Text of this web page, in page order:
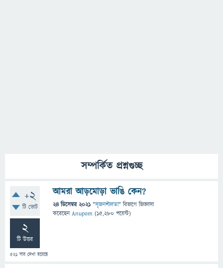
সম্পর্কিত প্রশ্নগুচ্ছ
+2
টি ভোট
2
টি উত্তর
521 বার দেখা হয়েছে
আমরা আড়মোড়া ভাঙি কেন?
24 ডিসেম্বর 2021 "সৃজনশীলতা" বিভাগে জিজ্ঞাসা
করেছেনAnupom (15,280 পয়েন্ট)